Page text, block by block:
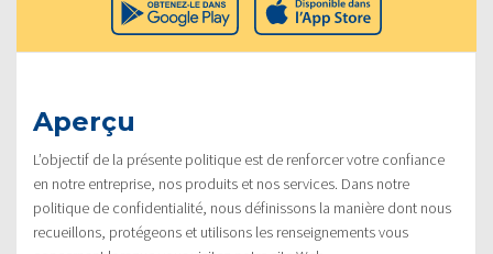
Aperçu
L’objectif de la présente politique est de renforcer votre confiance
en notre entreprise, nos produits et nos services. Dans notre
politique de confidentialité, nous définissons la manière dont nous
recueillons, protégeons et utilisons les renseignements vous